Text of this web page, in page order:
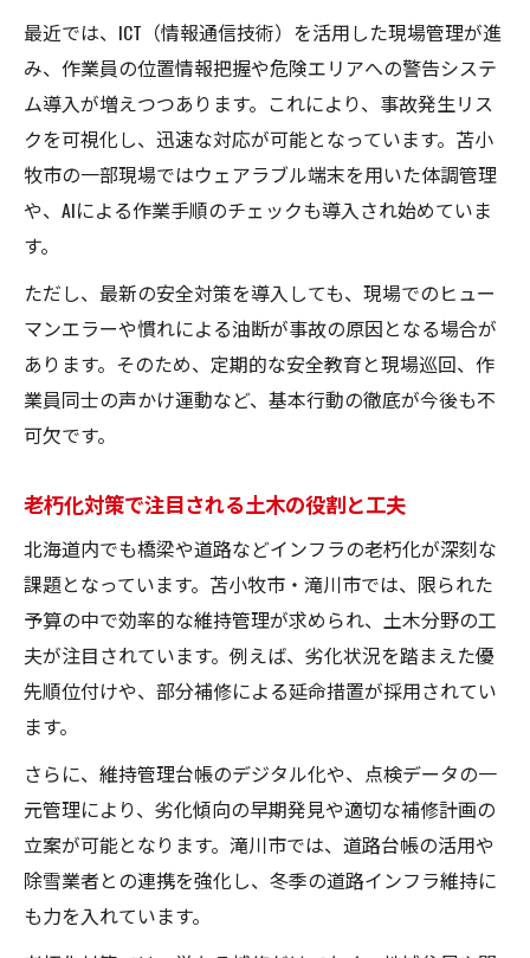
最近では、ICT（情報通信技術）を活用した現場管理が進
み、作業員の位置情報把握や危険エリアへの警告システ
ム導入が増えつつあります。これにより、事故発生リス
クを可視化し、迅速な対応が可能となっています。苫小
牧市の一部現場ではウェアラブル端末を用いた体調管理
や、AIによる作業手順のチェックも導入され始めていま
す。
ただし、最新の安全対策を導入しても、現場でのヒュー
マンエラーや慣れによる油断が事故の原因となる場合が
あります。そのため、定期的な安全教育と現場巡回、作
業員同士の声かけ運動など、基本行動の徹底が今後も不
可欠です。
老朽化対策で注目される土木の役割と工夫
北海道内でも橋梁や道路などインフラの老朽化が深刻な
課題となっています。苫小牧市・滝川市では、限られた
予算の中で効率的な維持管理が求められ、土木分野の工
夫が注目されています。例えば、劣化状況を踏まえた優
先順位付けや、部分補修による延命措置が採用されてい
ます。
さらに、維持管理台帳のデジタル化や、点検データの一
元管理により、劣化傾向の早期発見や適切な補修計画の
立案が可能となります。滝川市では、道路台帳の活用や
除雪業者との連携を強化し、冬季の道路インフラ維持に
も力を入れています。